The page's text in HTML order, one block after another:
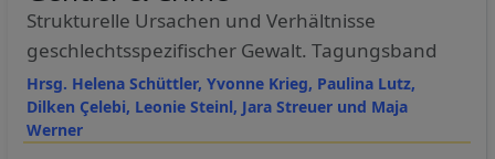
Hrsg. Helena Schüttler, Yvonne Krieg, Paulina Lutz,
Dilken Çelebi, Leonie Steinl, Jara Streuer und Maja
Werner
Strukturelle Ursachen und Verhältnisse
geschlechtsspezifischer Gewalt. Tagungsband